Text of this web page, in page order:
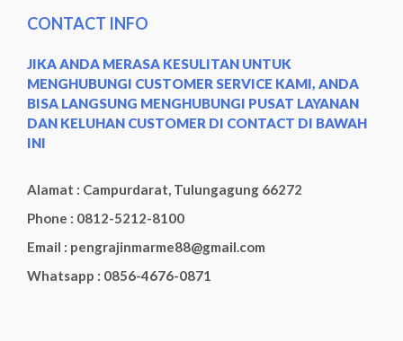
CONTACT INFO
JIKA ANDA MERASA KESULITAN UNTUK
MENGHUBUNGI CUSTOMER SERVICE KAMI, ANDA
BISA LANGSUNG MENGHUBUNGI PUSAT LAYANAN
DAN KELUHAN CUSTOMER DI CONTACT DI BAWAH
INI
Alamat : Campurdarat, Tulungagung 66272
Phone : 0812-5212-8100
Email : pengrajinmarme88@gmail.com
Whatsapp : 0856-4676-0871